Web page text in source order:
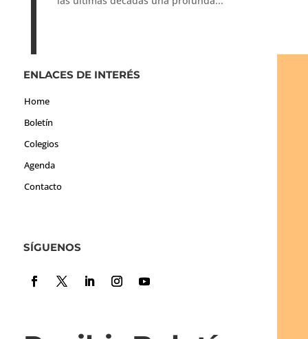
ENLACES DE INTERÉS
Home
Boletín
Colegios
Agenda
Contacto
SÍGUENOS